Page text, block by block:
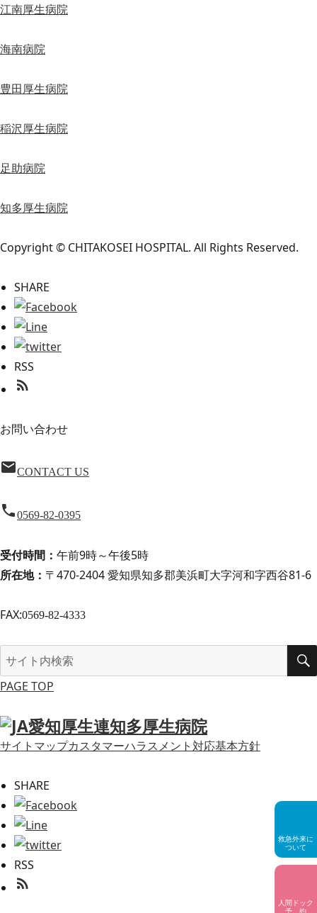
江南厚生病院
海南病院
豊田厚生病院
稲沢厚生病院
足助病院
知多厚生病院
Copyright © CHITAKOSEI HOSPITAL. All Rights Reserved.
SHARE
RSS
rss_feed
お問い合わせ
emailCONTACT US
local_phone0569-82-0395
受付時間： 午前9時～午後5時
所在地： 〒470-2404 愛知県知多郡美浜町大字河和字西谷81-6
FAX:0569-82-4333
検
索
対
象:
PAGE TOP
サイトマップカスタマーハラスメント対応基本方針
SHARE
RSS
rss_feed
人間ドック
予 約
救急外来に
ついて